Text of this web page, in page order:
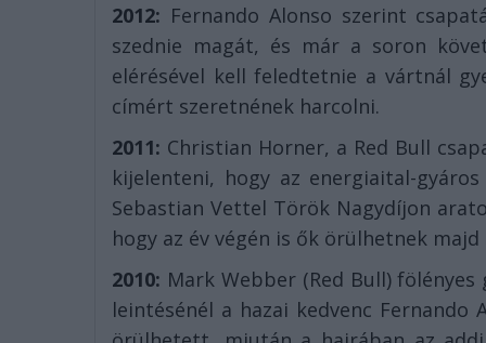
2012: Fernando Alonso szerint
szednie magát, és már a soron
elérésével kell feledtetnie a vártnál
címért szeretnének harcolni.
2011: Christian Horner, a Red Bull
kijelenteni, hogy az energiaital-
Sebastian Vettel Török Nagydíjon
hogy az év végén is ők örülhetnek
2010: Mark Webber (Red Bull)
leintésénél a hazai kedvenc